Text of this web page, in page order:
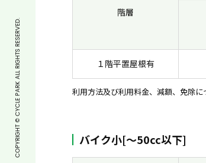
階層
１階平置屋根有
利用方法及び利用料金、減額、免除に
バイク小[〜50cc以下]
COPYRIGHT © CYCLE PARK ALL RIGHTS RESERVED.